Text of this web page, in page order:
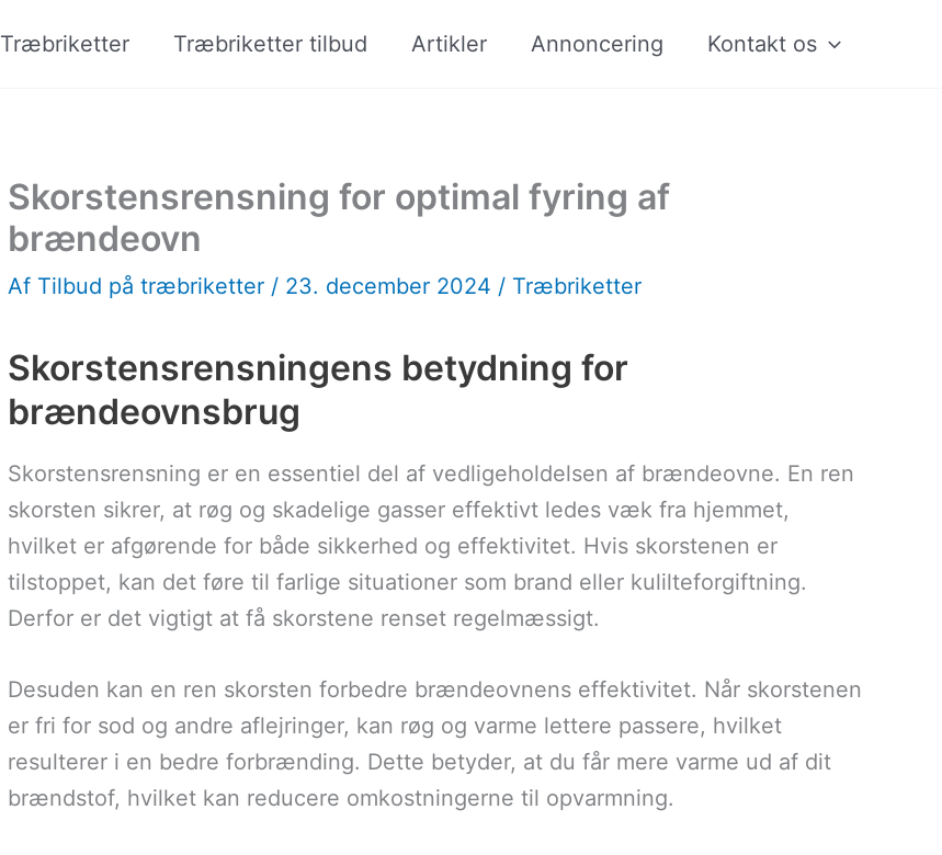
Træbriketter Træbriketter tilbud Artikler Annoncering Kontakt os
Skorstensrensning for optimal fyring af
brændeovn
Af Tilbud på træbriketter / 23. december 2024 / Træbriketter
Skorstensrensningens betydning for
brændeovnsbrug
Skorstensrensning er en essentiel del af vedligeholdelsen af brændeovne. En ren
skorsten sikrer, at røg og skadelige gasser effektivt ledes væk fra hjemmet,
hvilket er afgørende for både sikkerhed og effektivitet. Hvis skorstenen er
tilstoppet, kan det føre til farlige situationer som brand eller kulilteforgiftning.
Derfor er det vigtigt at få skorstene renset regelmæssigt.
Desuden kan en ren skorsten forbedre brændeovnens effektivitet. Når skorstenen
er fri for sod og andre aflejringer, kan røg og varme lettere passere, hvilket
resulterer i en bedre forbrænding. Dette betyder, at du får mere varme ud af dit
brændstof, hvilket kan reducere omkostningerne til opvarmning.